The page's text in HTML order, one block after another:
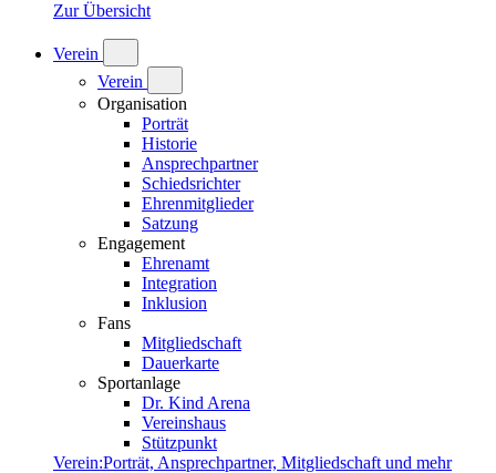
Zur Übersicht
Verein
Verein
Organisation
Porträt
Historie
Ansprechpartner
Schiedsrichter
Ehrenmitglieder
Satzung
Engagement
Ehrenamt
Integration
Inklusion
Fans
Mitgliedschaft
Dauerkarte
Sportanlage
Dr. Kind Arena
Vereinshaus
Stützpunkt
Verein:Porträt, Ansprechpartner, Mitgliedschaft und mehr